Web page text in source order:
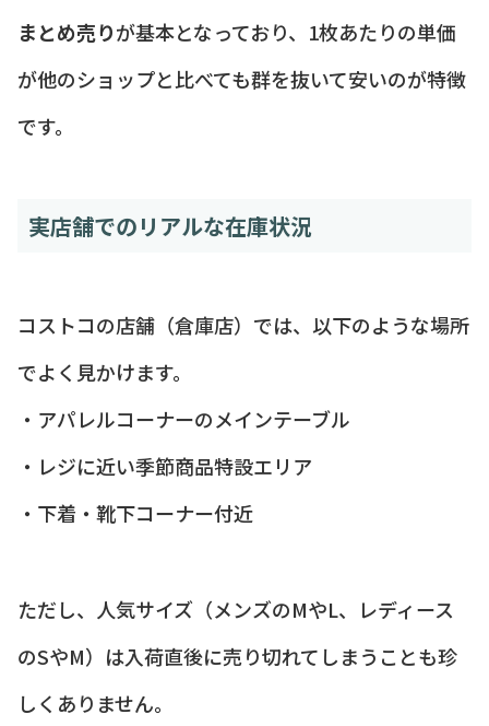
まとめ売りが基本となっており、1枚あたりの単価
が他のショップと比べても群を抜いて安いのが特徴
です。
実店舗でのリアルな在庫状況
コストコの店舗（倉庫店）では、以下のような場所
でよく見かけます。
・アパレルコーナーのメインテーブル
・レジに近い季節商品特設エリア
・下着・靴下コーナー付近
ただし、人気サイズ（メンズのMやL、レディース
のSやM）は入荷直後に売り切れてしまうことも珍
しくありません。